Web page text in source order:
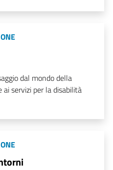
dal mondo della
servizi per la disabilità